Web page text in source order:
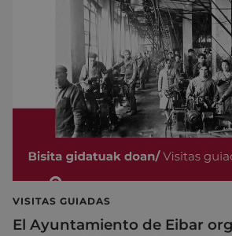
VISITAS GUIADAS
El Ayuntamiento de Eibar